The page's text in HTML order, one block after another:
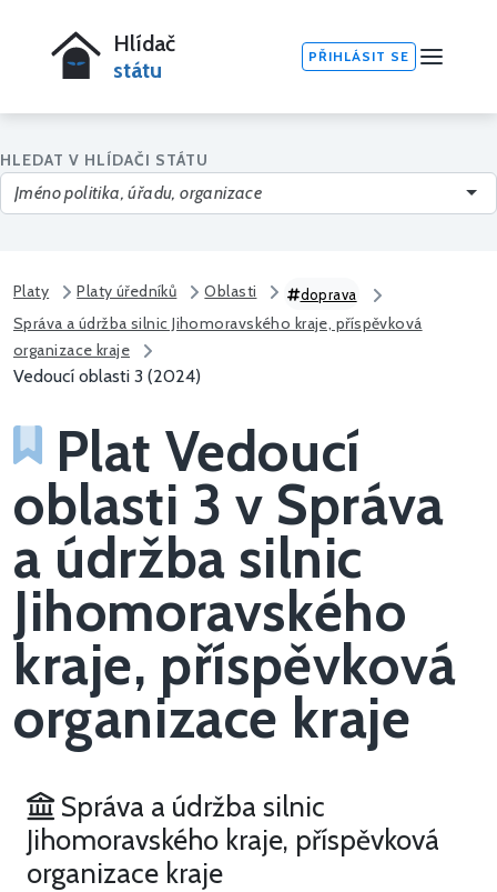
Hlídač
státu
PŘIHLÁSIT SE
HLEDAT V HLÍDAČI STÁTU
Platy Platy úředníků Oblasti doprava
Správa a údržba silnic Jihomoravského kraje, příspěvková
organizace kraje
Vedoucí oblasti 3 (2024)
Plat Vedoucí
oblasti 3 v Správa
a údržba silnic
Jihomoravského
kraje, příspěvková
organizace kraje
Správa a údržba silnic
Jihomoravského kraje, příspěvková
organizace kraje